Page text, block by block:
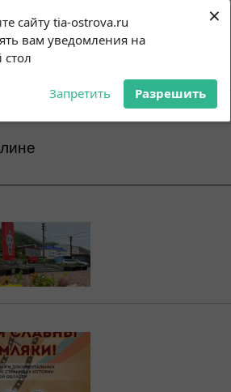
сайту tia-ostrova.ru
вам уведомления на
стол
Запретить Разрешить
×
prompts, click
Pacific Information Agency